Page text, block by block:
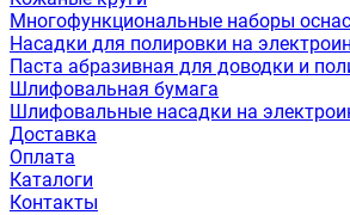
Многофункциональные наборы
Насадки для полировки на
Паста абразивная для доводки и
Шлифовальная бумага
Шлифовальные насадки на
Доставка
Оплата
Каталоги
Контакты